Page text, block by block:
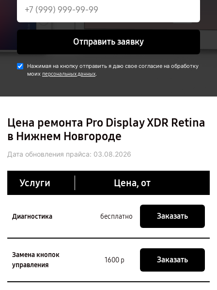
Отправить заявку
Нажимая на кнопку отправить я даю свое согласие на обработку
моих персональных данных.
Цена ремонта Pro Display XDR Retina
в Нижнем Новгороде
Дата обновления прайса: 03.08.2026
Услуги Цена, от
Диагностика бесплатно Заказать
Замена кнопок
управления
1600 р Заказать